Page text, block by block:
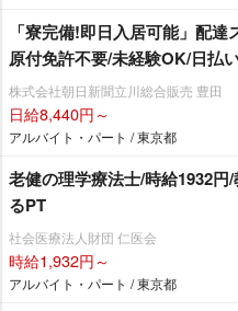
「寮完備!即日入居可能」配
原付免許不要/未経験OK/日払
株式会社朝日新聞立川総合販売 豊田
日給8,440円～
アルバイト・パート / 東京都
老健の理学療法士/時給1932
るPT
社会医療法人財団 仁医会
時給1,932円～
アルバイト・パート / 東京都